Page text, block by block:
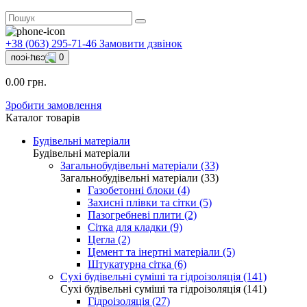
+38 (063) 295-71-46 Замовити дзвінок
0
0.00 грн.
Зробити замовлення
Каталог товарів
Будівельні матеріали
Будівельні матеріали
Загальнобудівельні матеріали (33)
Загальнобудівельні матеріали (33)
Газобетонні блоки (4)
Захисні плівки та сітки (5)
Пазогребневі плити (2)
Сітка для кладки (9)
Цегла (2)
Цемент та інертні матеріали (5)
Штукатурна сітка (6)
Сухі будівельні суміші та гідроізоляція (141)
Сухі будівельні суміші та гідроізоляція (141)
Гідроізоляція (27)